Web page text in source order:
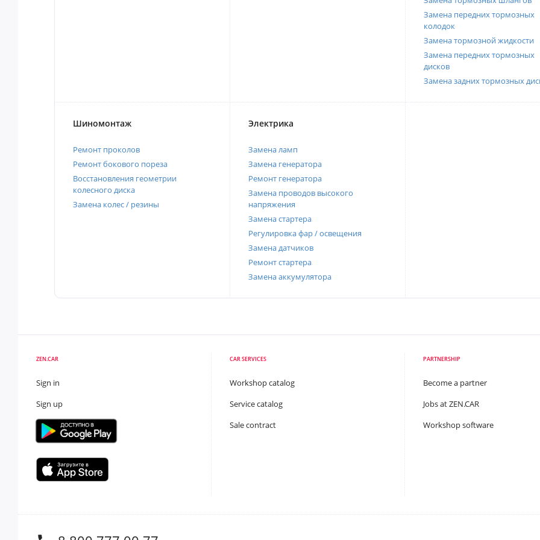
Замена передних тормозных
колодок
Замена тормозной жидкости
Замена передних тормозных
дисков
Замена задних тормозных
Шиномонтаж
Ремонт проколов
Ремонт бокового пореза
Восстановления геометрии
колесного диска
Замена колес / резины
Электрика
Замена ламп
Замена генератора
Ремонт генератора
Замена проводов высокого
напряжения
Замена стартера
Регулировка фар / освещения
Замена датчиков
Ремонт стартера
Замена аккумулятора
ZEN.CAR
Sign in
Sign up
CAR SERVICES
Workshop catalog
Service catalog
Sale contract
PARTNERSHIP
Become a partner
Jobs at ZEN.CAR
Workshop software